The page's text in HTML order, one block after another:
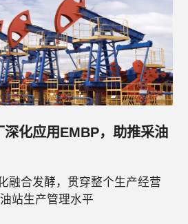
化应用EMBP，助推采油
融合发酵，贯穿整个生产经营
站生产管理水平